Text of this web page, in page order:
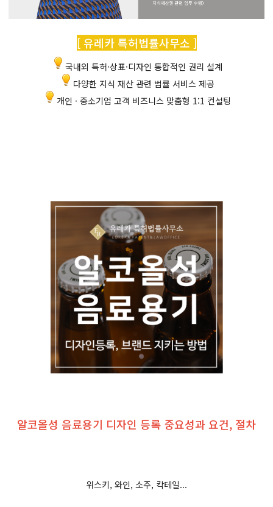
[ 유레카 특허법률사무소 ]
국내외 특허·상표·디자인 통합적인 권리 설계
다양한 지식 재산 관련 법률 서비스 제공
개인 · 중소기업 고객 비즈니스 맞춤형 1:1 컨설팅
알코올성 음료용기 디자인 등록 중요성과 요건, 절차
위스키, 와인, 소주, 칵테일...